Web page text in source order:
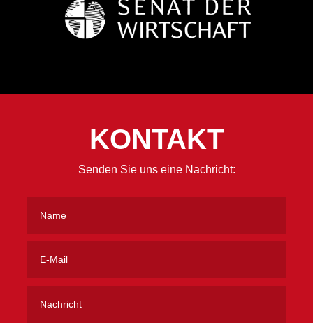
KONTAKT
Senden Sie uns eine Nachricht: